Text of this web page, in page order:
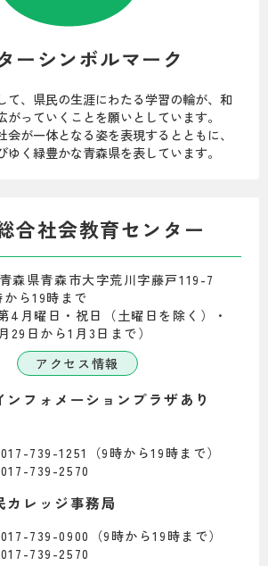
ーシンボルマーク
て、県民の生涯にわたる学習の輪が、和
がっていくことを願いとしています。
会が一体となる姿を表現するとともに、
く緑豊かな青森県を表しています。
合社会教育センター
森県青森市大字荒川字藤戸119-7
ら19時まで
4月曜日・祝日（土曜日を除く）・
29日から1月3日まで）
アクセス情報
ンフォメーションプラザあり
739-1251（9時から19時まで）
739-2570
カレッジ事務局
739-0900（9時から19時まで）
739-2570